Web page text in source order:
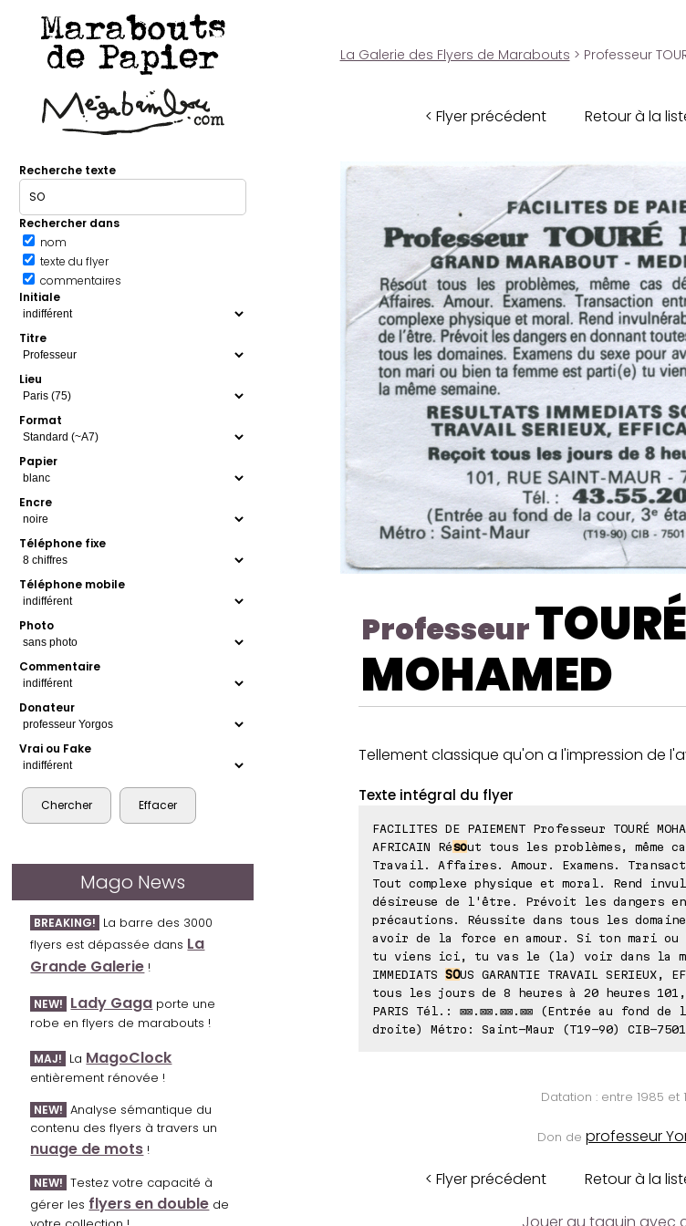
Marabouts
de Papier
Recherche texte
Rechercher dans
nom
texte du flyer
commentaires
Initiale
Titre
Lieu
Format
Papier
Encre
Téléphone fixe
Téléphone mobile
Photo
Commentaire
Donateur
Vrai ou Fake
Mago News
BREAKING! La barre des 3000
flyers est dépassée dans La
Grande Galerie !
NEW! Lady Gaga porte une
robe en flyers de marabouts !
MAJ! La MagoClock
entièrement rénovée !
NEW! Analyse sémantique du
contenu des flyers à travers un
nuage de mots !
NEW! Testez votre capacité à
gérer les flyers en double de
La Galerie des Flyers de Marabouts > Professeur
< Flyer précédent Retour à la
ProfesseurTOURÉ
MOHAMED
Tellement classique qu'on a l'impression de
Texte intégral du flyer
FACILITES DE PAIEMENT Professeur TOURÉ
AFRICAIN Résout tous les problèmes, même
Travail. Affaires. Amour. Examens.
Tout complexe physique et moral. Rend
désireuse de l'être. Prévoit les dangers en
précautions. Réussite dans tous les
avoir de la force en amour. Si ton mari ou
tu viens ici, tu vas le (la) voir dans la même
IMMEDIATS SOUS GARANTIE TRAVAIL SERIEUX,
tous les jours de 8 heures à 20 heures 101,
PARIS Tél.: ⊠⊠.⊠⊠.⊠⊠.⊠⊠ (Entrée au fond
droite) Métro: Saint-Maur (T19-90) CIB-
Datation : entre 1985 et
Don de professeur
< Flyer précédent Retour à la
Jouer au taquin avec